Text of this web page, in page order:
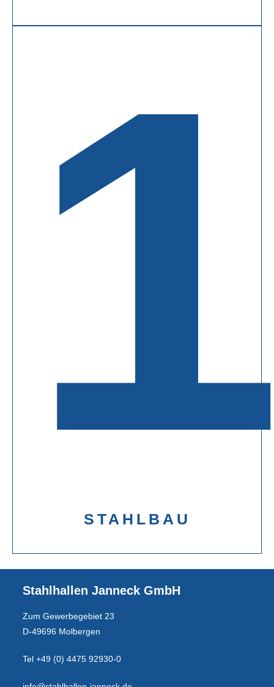
STAHLBAU
Stahlhallen Janneck GmbH
Zum Gewerbegebiet 23
D-49696 Molbergen
Tel +49 (0) 4475 92930-0